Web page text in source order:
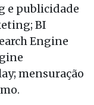
e publicidade
BI
Engine
mensuração